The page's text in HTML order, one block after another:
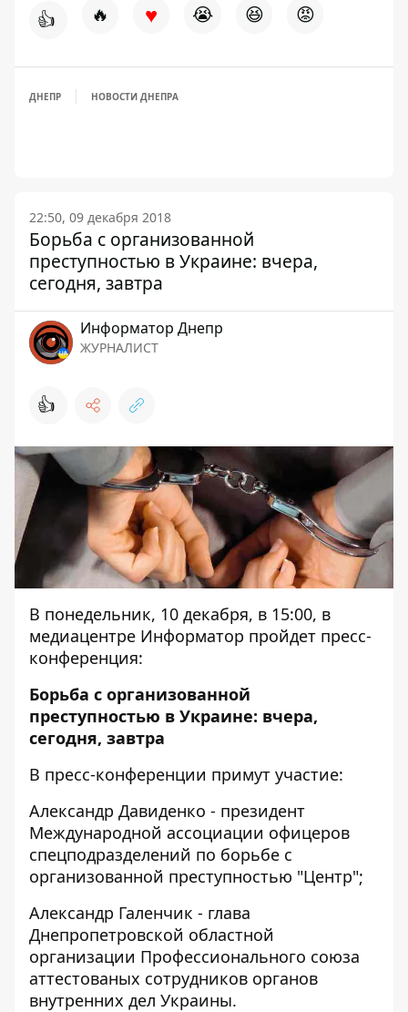
👍 🔥 ♥ 😭 😆 😡
ДНЕПР НОВОСТИ ДНЕПРА
22:50, 09 декабря 2018
Борьба с организованной
преступностью в Украине: вчера,
сегодня, завтра
Информатор Днепр
ЖУРНАЛИСТ
👍
В понедельник, 10 декабря, в 15:00, в
медиацентре Информатор пройдет пресс-
конференция:
Борьба с организованной
преступностью в Украине: вчера,
сегодня, завтра
В пресс-конференции примут участие:
Александр Давиденко - президент
Международной ассоциации офицеров
спецподразделений по борьбе с
организованной преступностью "Центр";
Александр Галенчик - глава
Днепропетровской областной
организации Профессионального союза
аттестованых сотрудников органов
внутренних дел Украины.